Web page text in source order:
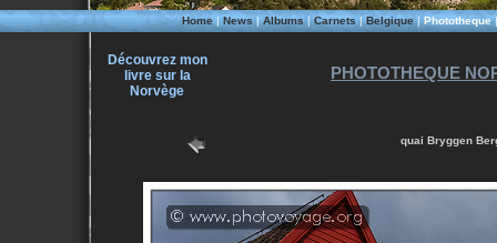
Home|News|Albums|Carnets|Belgique|Phototheque
Découvrez mon
livre sur la
Norvège
PHOTOTHEQUE
quai Bryggen